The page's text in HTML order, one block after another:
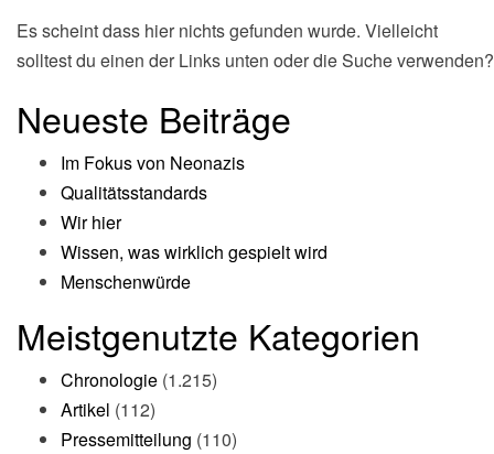
Es scheint dass hier nichts gefunden wurde. Vielleicht
solltest du einen der Links unten oder die Suche verwenden?
Neueste Beiträge
Im Fokus von Neonazis
Qualitätsstandards
Wir hier
Wissen, was wirklich gespielt wird
Menschenwürde
Meistgenutzte Kategorien
Chronologie (1.215)
Artikel (112)
Pressemitteilung (110)